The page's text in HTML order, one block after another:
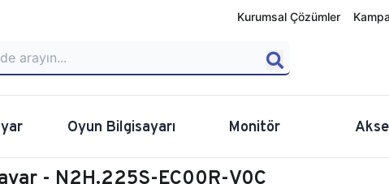
Kurumsal Çözümler
Oyun Bilgisayarı Monitör
- N2H.225S-EC00R-V0C